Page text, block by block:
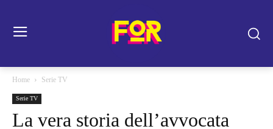
Home Serie TV
Serie TV
La vera storia dell’avvocata